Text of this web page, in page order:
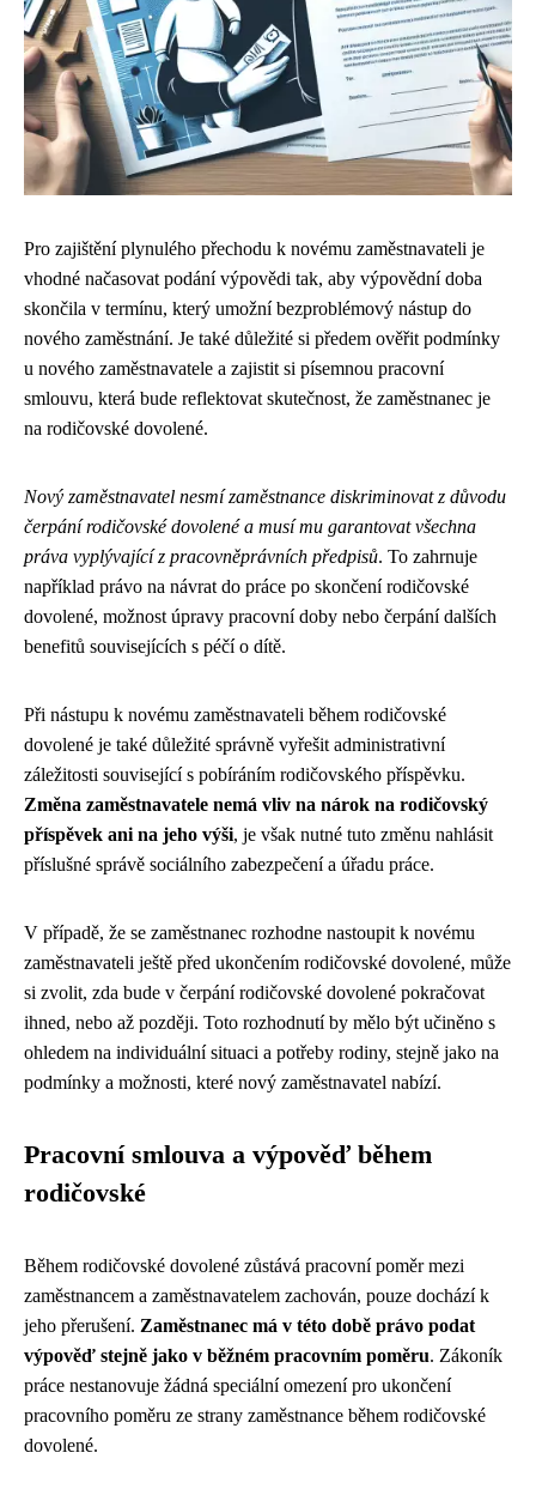
Pro zajištění plynulého přechodu k novému zaměstnavateli je
vhodné načasovat podání výpovědi tak, aby výpovědní doba
skončila v termínu, který umožní bezproblémový nástup do
nového zaměstnání. Je také důležité si předem ověřit podmínky
u nového zaměstnavatele a zajistit si písemnou pracovní
smlouvu, která bude reflektovat skutečnost, že zaměstnanec je
na rodičovské dovolené.
Nový zaměstnavatel nesmí zaměstnance diskriminovat z důvodu
čerpání rodičovské dovolené a musí mu garantovat všechna
práva vyplývající z pracovněprávních předpisů. To zahrnuje
například právo na návrat do práce po skončení rodičovské
dovolené, možnost úpravy pracovní doby nebo čerpání dalších
benefitů souvisejících s péčí o dítě.
Při nástupu k novému zaměstnavateli během rodičovské
dovolené je také důležité správně vyřešit administrativní
záležitosti související s pobíráním rodičovského příspěvku.
Změna zaměstnavatele nemá vliv na nárok na rodičovský
příspěvek ani na jeho výši, je však nutné tuto změnu nahlásit
příslušné správě sociálního zabezpečení a úřadu práce.
V případě, že se zaměstnanec rozhodne nastoupit k novému
zaměstnavateli ještě před ukončením rodičovské dovolené, může
si zvolit, zda bude v čerpání rodičovské dovolené pokračovat
ihned, nebo až později. Toto rozhodnutí by mělo být učiněno s
ohledem na individuální situaci a potřeby rodiny, stejně jako na
podmínky a možnosti, které nový zaměstnavatel nabízí.
Pracovní smlouva a výpověď během
rodičovské
Během rodičovské dovolené zůstává pracovní poměr mezi
zaměstnancem a zaměstnavatelem zachován, pouze dochází k
jeho přerušení. Zaměstnanec má v této době právo podat
výpověď stejně jako v běžném pracovním poměru. Zákoník
práce nestanovuje žádná speciální omezení pro ukončení
pracovního poměru ze strany zaměstnance během rodičovské
dovolené.